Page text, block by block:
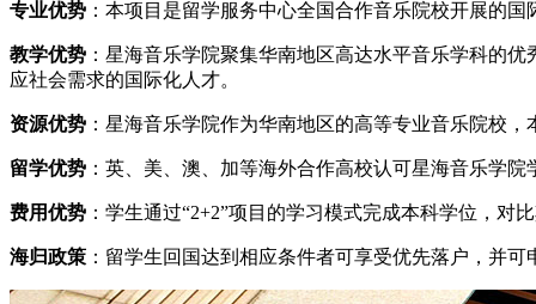
专业优势 ：本项目是留学服务中心全国合作音乐院校开展的
教学优势 ：星海音乐学院聚集华南地区高达水平音乐学科的
应社会需求的国际化人才。
资源优势 ：星海音乐学院作为华南地区的高等专业音乐院校
留学优势 ：英、美、澳、加等海外合作高校认可星海音乐学
费用优势 ：学生通过“2+2”项目的学习模式完成本科学位，对
海归政策 ：留学生回国达到相应条件者可享受优先落户，并可